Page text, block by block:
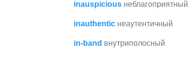
inauspicious неблагоприятный
inauthentic неаутентичный
in-band внутриполосный